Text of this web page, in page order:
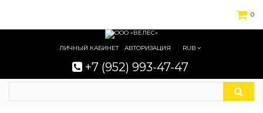
0
ЛИЧНЫЙ КАБИНЕТ АВТОРИЗАЦИЯ RUB
+7 (952) 993-47-47